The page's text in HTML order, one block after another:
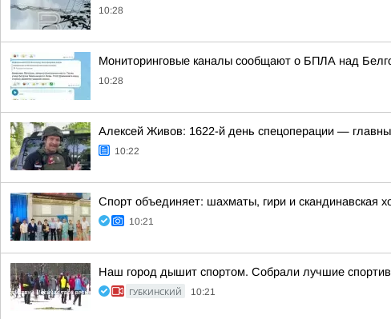
10:28
Мониторинговые каналы сообщают о БПЛА над
10:28
Алексей Живов: 1622-й день спецоперации —
10:22
Спорт объединяет: шахматы, гири и скандинавская
10:21
Наш город дышит спортом. Собрали лучшие
ГУБКИНСКИЙ 10:21